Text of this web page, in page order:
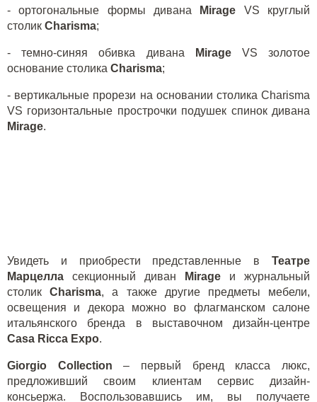
- ортогональные формы дивана Mirage VS
круглый
столик Charisma;
- темно-синяя обивка дивана Mirage VS
золотое
основание столика Charisma;
- вертикальные прорези на основании столика Charisma
VS горизонтальные прострочки подушек спинок дивана
Mirage.
Увидеть и приобрести представленные в Театре
Марцелла секционный диван Mirage
и журнальный
столикCharisma, а также другие предметы мебели,
освещения и декора можно во флагманском салоне
итальянского бренда в выставочном дизайн-центре
Casa Ricca Expo.
Giorgio Collection
– первый бренд класса люкс,
предложивший своим клиентам сервис дизайн-
консьержа. Воспользовавшись им, вы получаете